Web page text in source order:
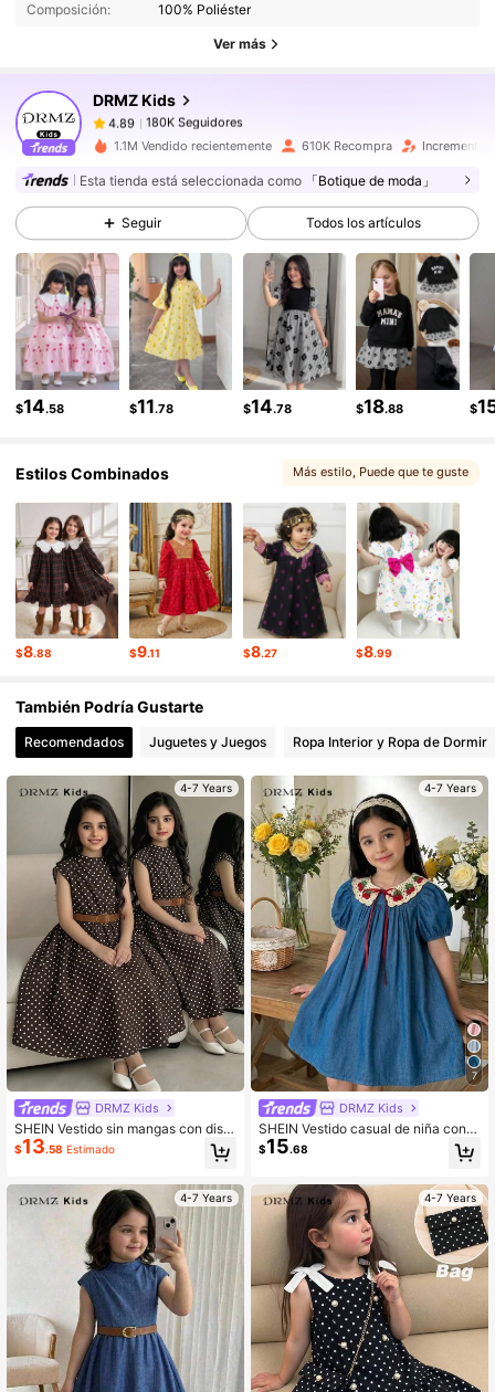
Composición:
100% Poliéster
Ver más
DRMZ Kids
4.89 180K Seguidores
180K Seguidores
4.89 180K Seguidores
4.89 180K Seguidores
4.89 180K Seguidores
4.89 180K Seguidores
4.89 180K Seguidores
1.1M Vendido recientemente 610K Recompra Incremento
Esta tienda está seleccionada como 「Botique de moda」
Seguir Todos los artículos
$14.58 $11.78 $14.78 $18.88 $
Estilos Combinados Más estilo, Puede que te guste
$8.88 $9.11 $8.27 $8.99
También Podría Gustarte
Recomendados Juguetes y Juegos Ropa Interior y Ropa de Dormir
4-7 Years
DRMZ Kids
SHEIN Vestido sin mangas con dise
ño plisado y estampado de lunares
para niña joven
$13.58 Estimado
4-7 Years
4-7 Years
7
DRMZ Kids
SHEIN Vestido casual de niña con
mangas abullonadas de unicolor teji
do
$15.68
4-7 Years